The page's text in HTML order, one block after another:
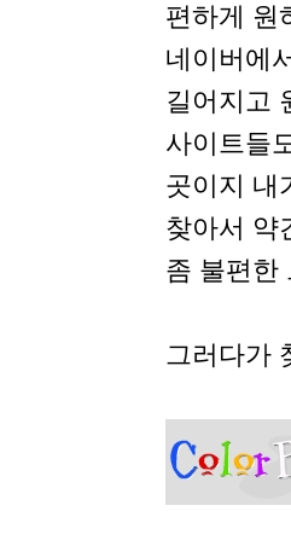
편하게 원
네이버에
길어지고
사이트들
곳이지 내
찾아서 약
좀 불편한
그러다가